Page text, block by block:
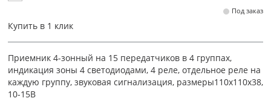
Под заказ
Купить в 1 клик
Приемник 4-зонный на 15 передатчиков в 4 группах,
индикация зоны 4 светодиодами, 4 реле, отдельное реле на
каждую группу, звуковая сигнализация, размеры110х110х38,
10-15В